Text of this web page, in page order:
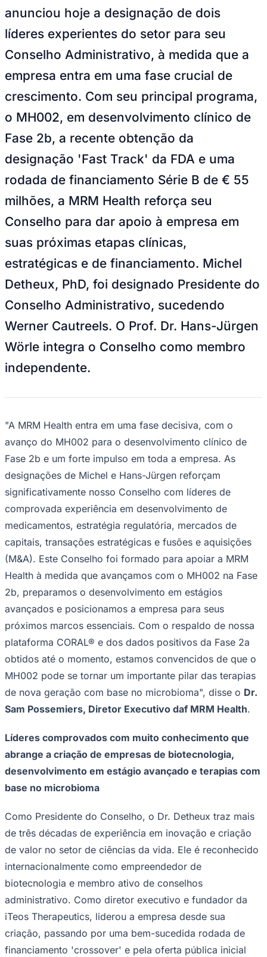
Anuncie no Portal
Guia de Empresas
Divulgar VagasNovo
Publicidade Legal
Negócios Regionais
Turismo
Segurança Regional
Hospitais Estaduais
Parques & Represas
Cidades da Região
Santana de ParnaíbaOsascoCarapicuíbaJandiraItapevi
do Bom Jesus AraçariguamaCajamarCaieirasFranco da
RochaFrancisco MoratoTaboão da SerraEmbu das ArtesSão Roque
Para Sua Empresa
Anuncie Regional
Guia de Empresas
Vagas na Região
Hub de Negócios
Guia Comercial
Selo Verificado
Portal Educacional
Agenda de Vestibulares
Vagas de Emprego
Concursos
Panorama Econômico
Para Sua Empresa
Anuncie no Portal
Anunciar VagasNovo
NBA
NFL
Fórmula 1
UFC
Tênis (ATP)
MLB
NHL
Vôlei
NBB
Competições de Futebol
Brasileirão Série A
Brasileirão Série B
Copa do Brasil
Libertadores
Sul-Americana
Copa América
Champions League
La Liga
Bundesliga
Mundial 2026
anunciou hoje a designação de dois
líderes experientes do setor para seu
Conselho Administrativo, à medida que a
empresa entra em uma fase crucial de
crescimento. Com seu principal programa,
o MH002, em desenvolvimento clínico de
Fase 2b, a recente obtenção da
designação 'Fast Track' da FDA e uma
rodada de financiamento Série B de € 55
milhões, a MRM Health reforça seu
Conselho para dar apoio à empresa em
suas próximas etapas clínicas,
estratégicas e de financiamento. Michel
Detheux, PhD, foi designado Presidente do
Conselho Administrativo, sucedendo
Werner Cautreels. O Prof. Dr. Hans-Jürgen
Wörle integra o Conselho como membro
independente.
"A MRM Health entra em uma fase decisiva, com o
avanço do MH002 para o desenvolvimento clínico de
Fase 2b e um forte impulso em toda a empresa. As
designações de Michel e Hans-Jürgen reforçam
significativamente nosso Conselho com líderes de
comprovada experiência em desenvolvimento de
medicamentos, estratégia regulatória, mercados de
capitais, transações estratégicas e fusões e aquisições
(M&A). Este Conselho foi formado para apoiar a MRM
Health à medida que avançamos com o MH002 na Fase
2b, preparamos o desenvolvimento em estágios
avançados e posicionamos a empresa para seus
próximos marcos essenciais. Com o respaldo de nossa
plataforma CORAL® e dos dados positivos da Fase 2a
obtidos até o momento, estamos convencidos de que o
MH002 pode se tornar um importante pilar das terapias
de nova geração com base no microbioma", disse o Dr.
Sam Possemiers, Diretor Executivo daf MRM Health.
Líderes comprovados com muito conhecimento que
abrange a criação de empresas de biotecnologia,
desenvolvimento em estágio avançado e terapias com
base no microbioma
Como Presidente do Conselho, o Dr. Detheux traz mais
de três décadas de experiência em inovação e criação
de valor no setor de ciências da vida. Ele é reconhecido
internacionalmente como empreendedor de
biotecnologia e membro ativo de conselhos
administrativo. Como diretor executivo e fundador da
iTeos Therapeutics, liderou a empresa desde sua
criação, passando por uma bem-sucedida rodada de
financiamento 'crossover' e pela oferta pública inicial